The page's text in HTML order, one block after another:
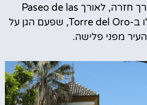
ברבורים. בדרך חזרה, לאורך Paseo de las
Delicias, תתקלו ב-Torre del Oro, שפעם הגן על
העיר מפני פלישה.